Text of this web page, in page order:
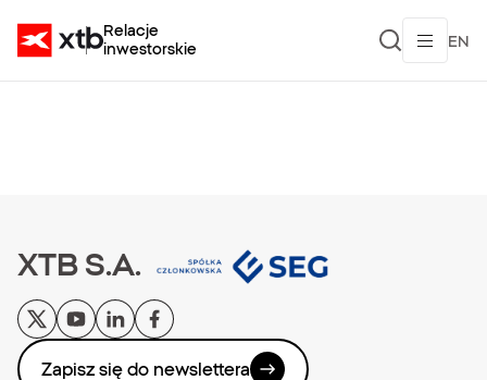
Relacje
inwestorskie
EN
XTB S.A.
Zapisz się do newslettera